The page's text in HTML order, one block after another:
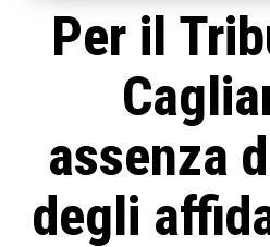
Per il
assenza
degli